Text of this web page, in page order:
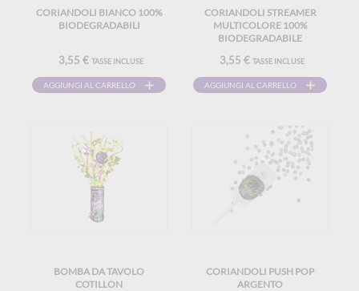
CORIANDOLI BIANCO 100%
BIODEGRADABILI
3,55 € TASSE INCLUSE
AGGIUNGI AL CARRELLO
CORIANDOLI STREAMER
MULTICOLORE 100%
BIODEGRADABILE
3,55 € TASSE INCLUSE
AGGIUNGI AL CARRELLO
BOMBA DA TAVOLO
COTILLON
CORIANDOLI PUSH POP
ARGENTO